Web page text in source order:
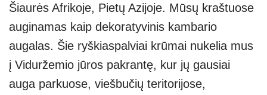
Šiaurės Afrikoje, Pietų Azijoje. Mūsų kraštuose
auginamas kaip dekoratyvinis kambario
augalas. Šie ryškiaspalviai krūmai nukelia mus
į Viduržemio jūros pakrantę, kur jų gausiai
auga parkuose, viešbučių teritorijose,